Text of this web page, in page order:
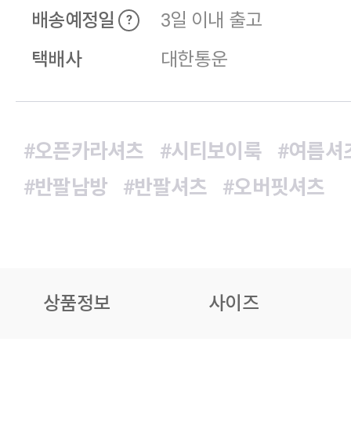
배송예정일
?
3일 이내 출고
택배사
대한통운
#오픈카라셔츠 #시티보이룩
#여름셔
#반팔남방
#반팔셔츠 #오버핏셔츠
상품정보 사이즈